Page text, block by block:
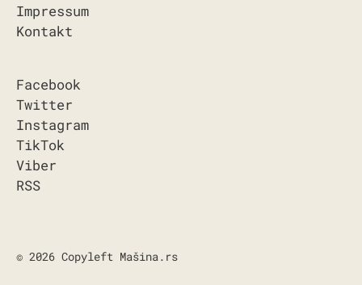
Impressum
Kontakt
Facebook
Twitter
Instagram
TikTok
Viber
RSS
© 2026 Copyleft Mašina.rs